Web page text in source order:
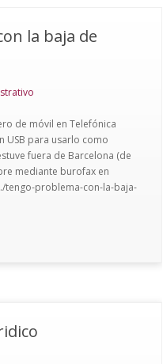
la baja de
de móvil en Telefónica
USB para usarlo como
fuera de Barcelona (de
mediante burofax en
tengo-problema-con-la-baja-